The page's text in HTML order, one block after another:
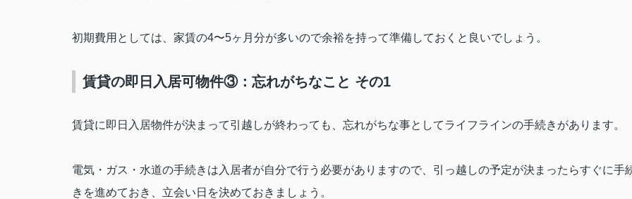
初期費用としては、家賃の4〜5ヶ月分が多いので余裕を持って準備しておくと良いでしょう。
賃貸の即日入居可物件③：忘れがちなこと その1
賃貸に即日入居物件が決まって引越しが終わっても、忘れがちな事としてライフラインの手続きがあります。
電気・ガス・水道の手続きは入居者が自分で行う必要がありますので、引っ越しの予定が決まったらすぐに手
きを進めておき、立会い日を決めておきましょう。